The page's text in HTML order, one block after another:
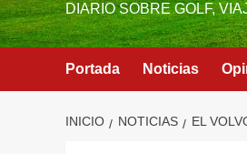
DIARIO SOBRE GOLF,
Portada Noticias
INICIO NOTICIAS EL